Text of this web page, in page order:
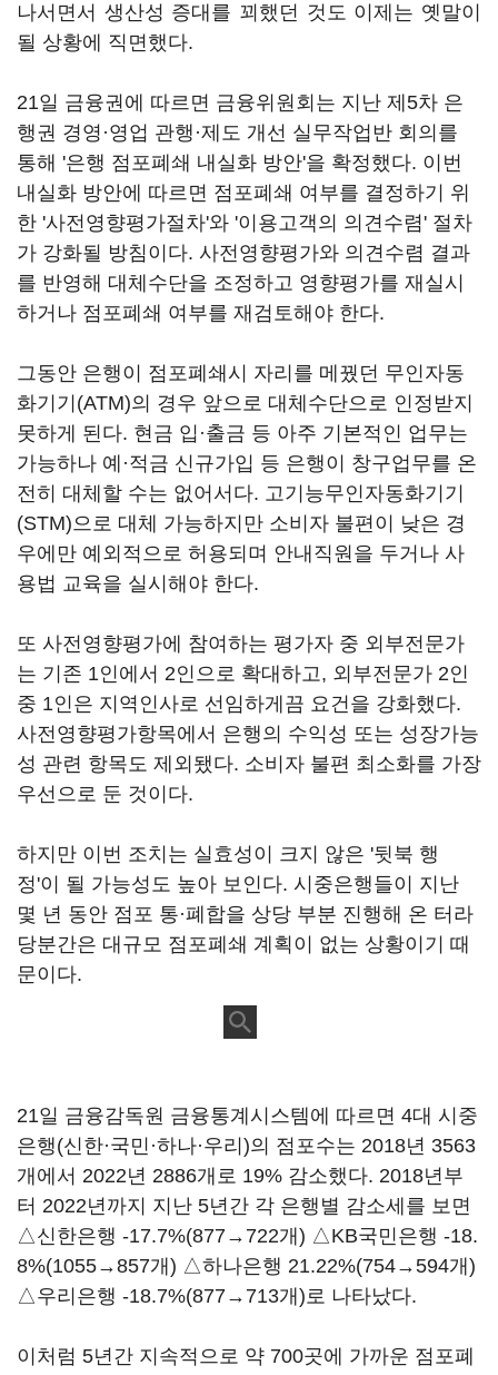
나서면서 생산성 증대를 꾀했던 것도 이제는 옛말이
될 상황에 직면했다.
21일 금융권에 따르면 금융위원회는 지난 제5차 은
행권 경영·영업 관행·제도 개선 실무작업반 회의를
통해 '은행 점포폐쇄 내실화 방안'을 확정했다. 이번
내실화 방안에 따르면 점포폐쇄 여부를 결정하기 위
한 '사전영향평가절차'와 '이용고객의 의견수렴' 절차
가 강화될 방침이다. 사전영향평가와 의견수렴 결과
를 반영해 대체수단을 조정하고 영향평가를 재실시
하거나 점포폐쇄 여부를 재검토해야 한다.
그동안 은행이 점포폐쇄시 자리를 메꿨던 무인자동
화기기(ATM)의 경우 앞으로 대체수단으로 인정받지
못하게 된다. 현금 입·출금 등 아주 기본적인 업무는
가능하나 예·적금 신규가입 등 은행이 창구업무를 온
전히 대체할 수는 없어서다. 고기능무인자동화기기
(STM)으로 대체 가능하지만 소비자 불편이 낮은 경
우에만 예외적으로 허용되며 안내직원을 두거나 사
용법 교육을 실시해야 한다.
또 사전영향평가에 참여하는 평가자 중 외부전문가
는 기존 1인에서 2인으로 확대하고, 외부전문가 2인
중 1인은 지역인사로 선임하게끔 요건을 강화했다.
사전영향평가항목에서 은행의 수익성 또는 성장가능
성 관련 항목도 제외됐다. 소비자 불편 최소화를 가장
우선으로 둔 것이다.
하지만 이번 조치는 실효성이 크지 않은 '뒷북 행
정'이 될 가능성도 높아 보인다. 시중은행들이 지난
몇 년 동안 점포 통·폐합을 상당 부분 진행해 온 터라
당분간은 대규모 점포폐쇄 계획이 없는 상황이기 때
문이다.
21일 금융감독원 금융통계시스템에 따르면 4대 시중
은행(신한·국민·하나·우리)의 점포수는 2018년 3563
개에서 2022년 2886개로 19% 감소했다. 2018년부
터 2022년까지 지난 5년간 각 은행별 감소세를 보면
△신한은행 -17.7%(877→722개) △KB국민은행 -18.
8%(1055→857개) △하나은행 21.22%(754→594개)
△우리은행 -18.7%(877→713개)로 나타났다.
이처럼 5년간 지속적으로 약 700곳에 가까운 점포폐